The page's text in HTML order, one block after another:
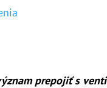
prepojiť s